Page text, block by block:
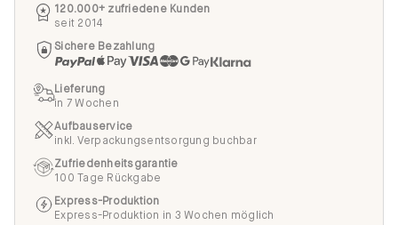
Sichere Bezahlung
Lieferung
in 7 Wochen
Aufbauservice
inkl. Verpackungsentsorgung buchbar
Zufriedenheitsgarantie
100 Tage Rückgabe
Express-Produktion
Express-Produktion in 3 Wochen möglich